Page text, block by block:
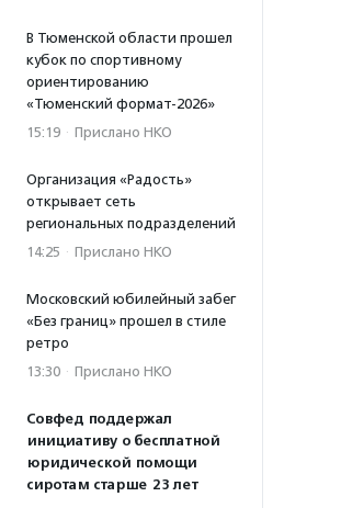
В Тюменской области прошел
кубок по спортивному
ориентированию
«Тюменский формат-2026»
15:19 · Прислано НКО
Организация «Радость»
открывает сеть
региональных подразделений
14:25 · Прислано НКО
Московский юбилейный забег
«Без границ» прошел в стиле
ретро
13:30 · Прислано НКО
Совфед поддержал
инициативу о бесплатной
юридической помощи
сиротам старше 23 лет